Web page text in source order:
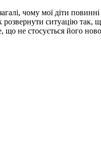
чому мої діти
ситуацію так,
що не стосується його